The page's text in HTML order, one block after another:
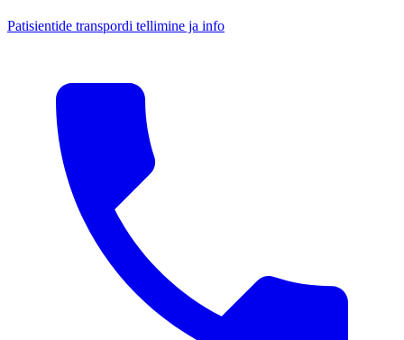
Patisientide transpordi tellimine ja info